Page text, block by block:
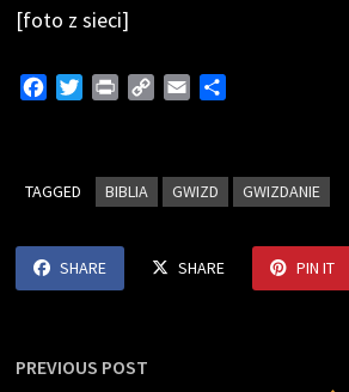
[foto z sieci]
b
o
k
r
t
k
l
TAGGED BIBLIA GWIZD GWIZDANIE
SHARE SHARE PIN IT
Nawigacja
PREVIOUS POST